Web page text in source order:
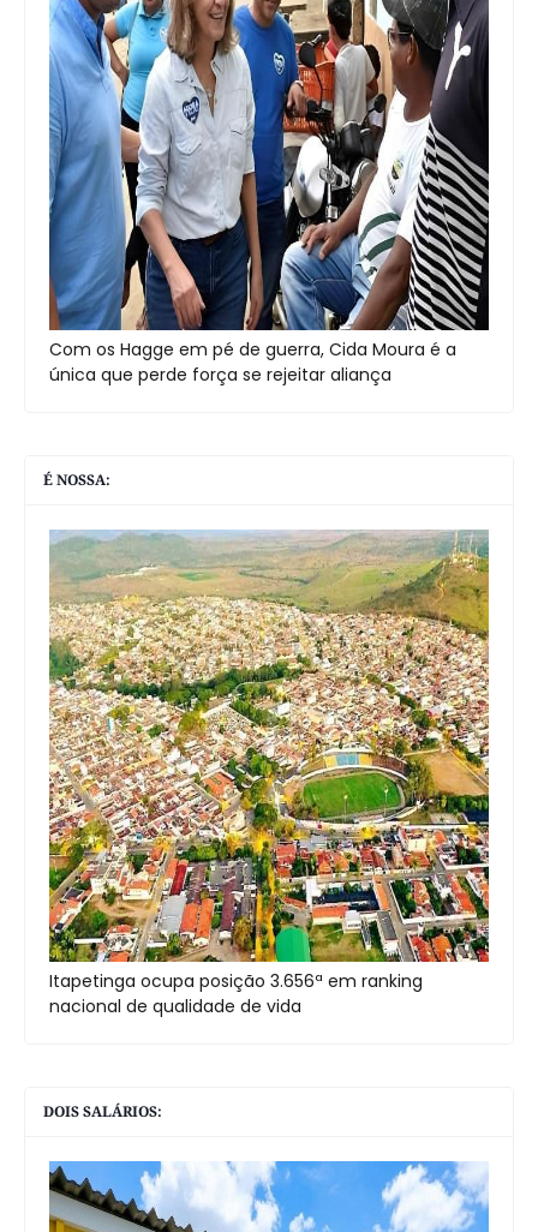
Com os Hagge em pé de guerra, Cida Moura é a
única que perde força se rejeitar aliança
É NOSSA:
Itapetinga ocupa posição 3.656ª em ranking
nacional de qualidade de vida
DOIS SALÁRIOS: